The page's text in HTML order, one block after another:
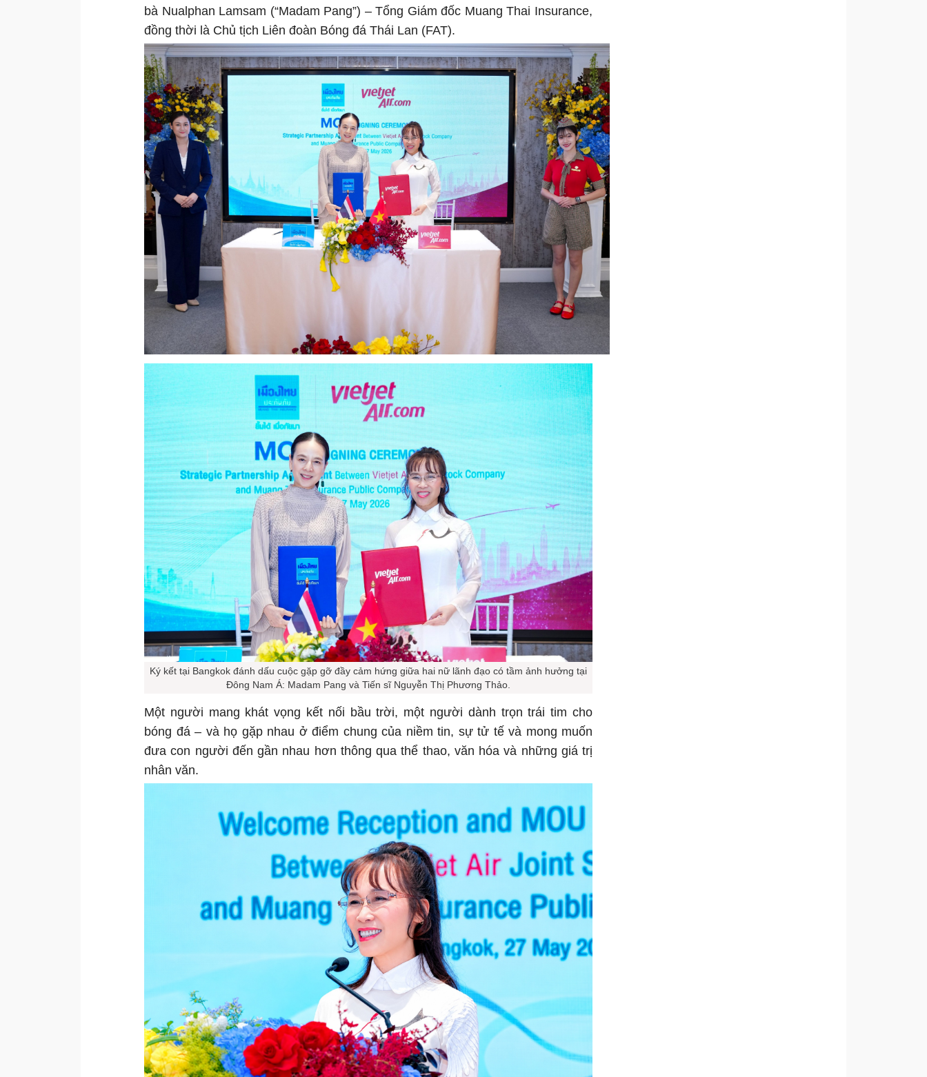
bà Nualphan Lamsam (“Madam Pang”) – Tổng Giám đốc Muang Thai Insurance,
đồng thời là Chủ tịch Liên đoàn Bóng đá Thái Lan (FAT).
Ký kết tại Bangkok đánh dấu cuộc gặp gỡ đầy cảm hứng giữa hai nữ lãnh đạo có tầm ảnh hưởng tại
Đông Nam Á: Madam Pang và Tiến sĩ Nguyễn Thị Phương Thảo.
Một người mang khát vọng kết nối bầu trời, một người dành trọn trái tim cho
bóng đá – và họ gặp nhau ở điểm chung của niềm tin, sự tử tế và mong muốn
đưa con người đến gần nhau hơn thông qua thể thao, văn hóa và những giá trị
nhân văn.